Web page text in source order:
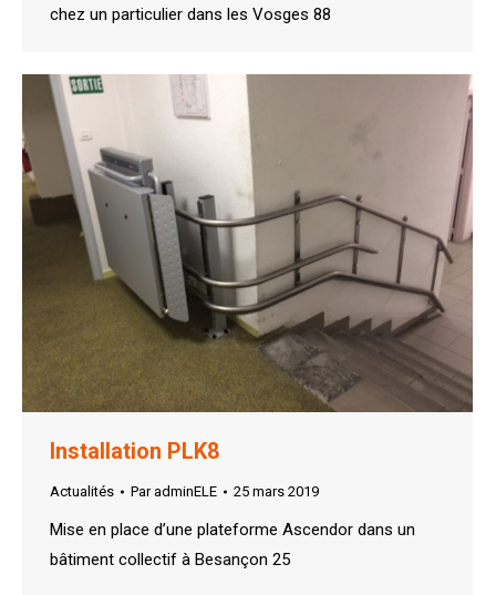
chez un particulier dans les Vosges 88
Installation PLK8
Actualités ParadminELE 25 mars 2019
Mise en place d’une plateforme Ascendor dans un
bâtiment collectif à Besançon 25